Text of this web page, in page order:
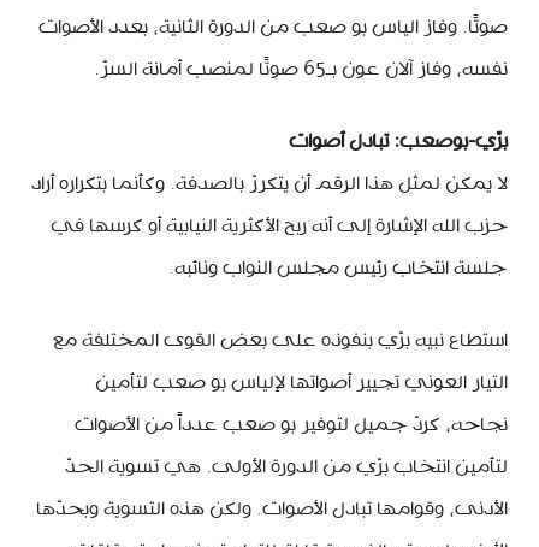
صوتًا. وفاز الياس بو صعب من الدورة الثانية، بعدد الأصوات
نفسه، وفاز آلان عون بـ65 صوتًا لمنصب أمانة السرّ.
برّي-بوصعب: تبادل أصوات
لا يمكن لمثل هذا الرقم أن يتكررّ بالصدفة. وكأنما بتكراره أراد
حزب الله الإشارة إلى أنه ربح الأكثرية النيابية أو كرسها في
جلسة انتخاب رئيس مجلس النواب ونائبه.
استطاع نبيه برّي بنفوذه على بعض القوى المختلفة مع
التيار العوني تجيير أصواتها لإلياس بو صعب لتأمين
نجاحه، كردّ جميل لتوفير بو صعب عدداً من الأصوات
لتأمين انتخاب برّي من الدورة الأولى. هي تسوية الحدّ
الأدنى، وقوامها تبادل الأصوات. ولكن هذه التسوية وبحدّها